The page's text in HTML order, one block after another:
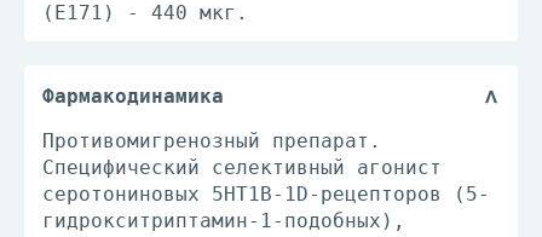
(E171) - 440 мкг.
Фармакодинамика
Противомигренозный препарат.
Специфический селективный агонист
серотониновых 5HT1B-1D-рецепторов (5-
гидрокситриптамин-1-подобных),